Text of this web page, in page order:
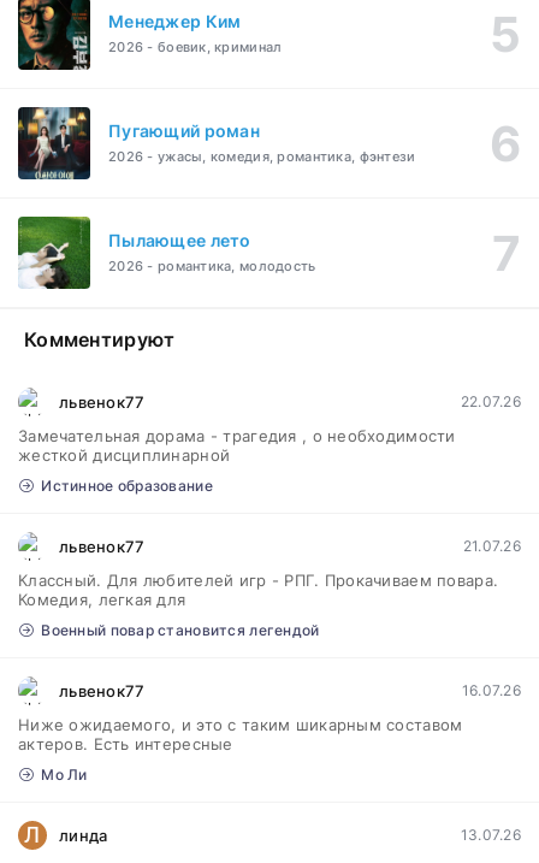
Менеджер Ким
2026 - боевик, криминал
Пугающий роман
2026 - ужасы, комедия, романтика, фэнтези
Пылающее лето
2026 - романтика, молодость
Комментируют
львенок77 22.07.26
Замечательная дорама - трагедия , о необходимости
жесткой дисциплинарной
Истинное образование
львенок77 21.07.26
Классный. Для любителей игр - РПГ. Прокачиваем повара.
Комедия, легкая для
Военный повар становится легендой
львенок77 16.07.26
Ниже ожидаемого, и это с таким шикарным составом
актеров. Есть интересные
Мо Ли
Л линда 13.07.26